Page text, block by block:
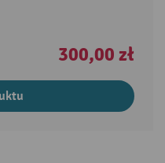
300,00 zł